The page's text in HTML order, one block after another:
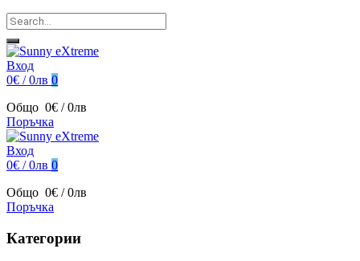
Вход
0€ / 0лв 0
Общо 0€ / 0лв
Поръчка
Вход
0€ / 0лв 0
Общо 0€ / 0лв
Поръчка
Категории